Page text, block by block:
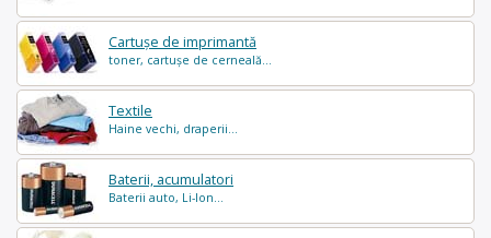
Cartușe de imprimantă
toner, cartușe de cerneală...
Textile
Haine vechi, draperii...
Baterii, acumulatori
Baterii auto, Li-Ion...